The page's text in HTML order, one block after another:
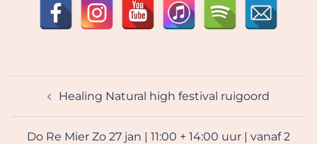
navigatieHealing Natural high festival ruigoord
Do Re Mier Zo 27 jan | 11:00 + 14:00 uur | vanaf 2